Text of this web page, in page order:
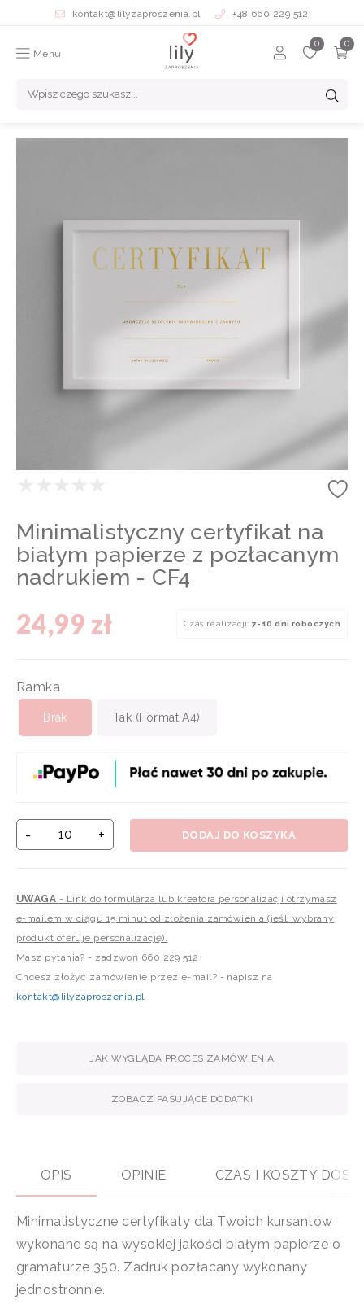
kontakt@lilyzaproszenia.pl +48 660 229 512
Menu
Minimalistyczny certyfikat na
białym papierze z pozłacanym
nadrukiem - CF4
24,99 zł Czas realizacji: 7-10 dni roboczych
Ramka
Brak Tak (Format A4)
- + DODAJ DO KOSZYKA
UWAGA - Link do formularza lub kreatora personalizacji otrzymasz
e-mailem w ciągu 15 minut od złożenia zamówienia (jeśli wybrany
produkt oferuje personalizację).
Masz pytania? - zadzwoń 660 229 512
Chcesz złożyć zamówienie przez e-mail? - napisz na
kontakt@lilyzaproszenia.pl
JAK WYGLĄDA PROCES ZAMÓWIENIA
ZOBACZ PASUJĄCE DODATKI
OPIS OPINIE CZAS I KOSZTY
Minimalistyczne certyfikaty dla Twoich kursantów
wykonane są na wysokiej jakości białym papierze o
gramaturze 350. Zadruk pozłacany wykonany
jednostronnie.